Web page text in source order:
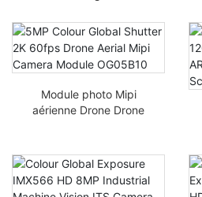
logistique automatisé à
120fps
Module photo Mipi
aérienne Drone Drone
OG05B10